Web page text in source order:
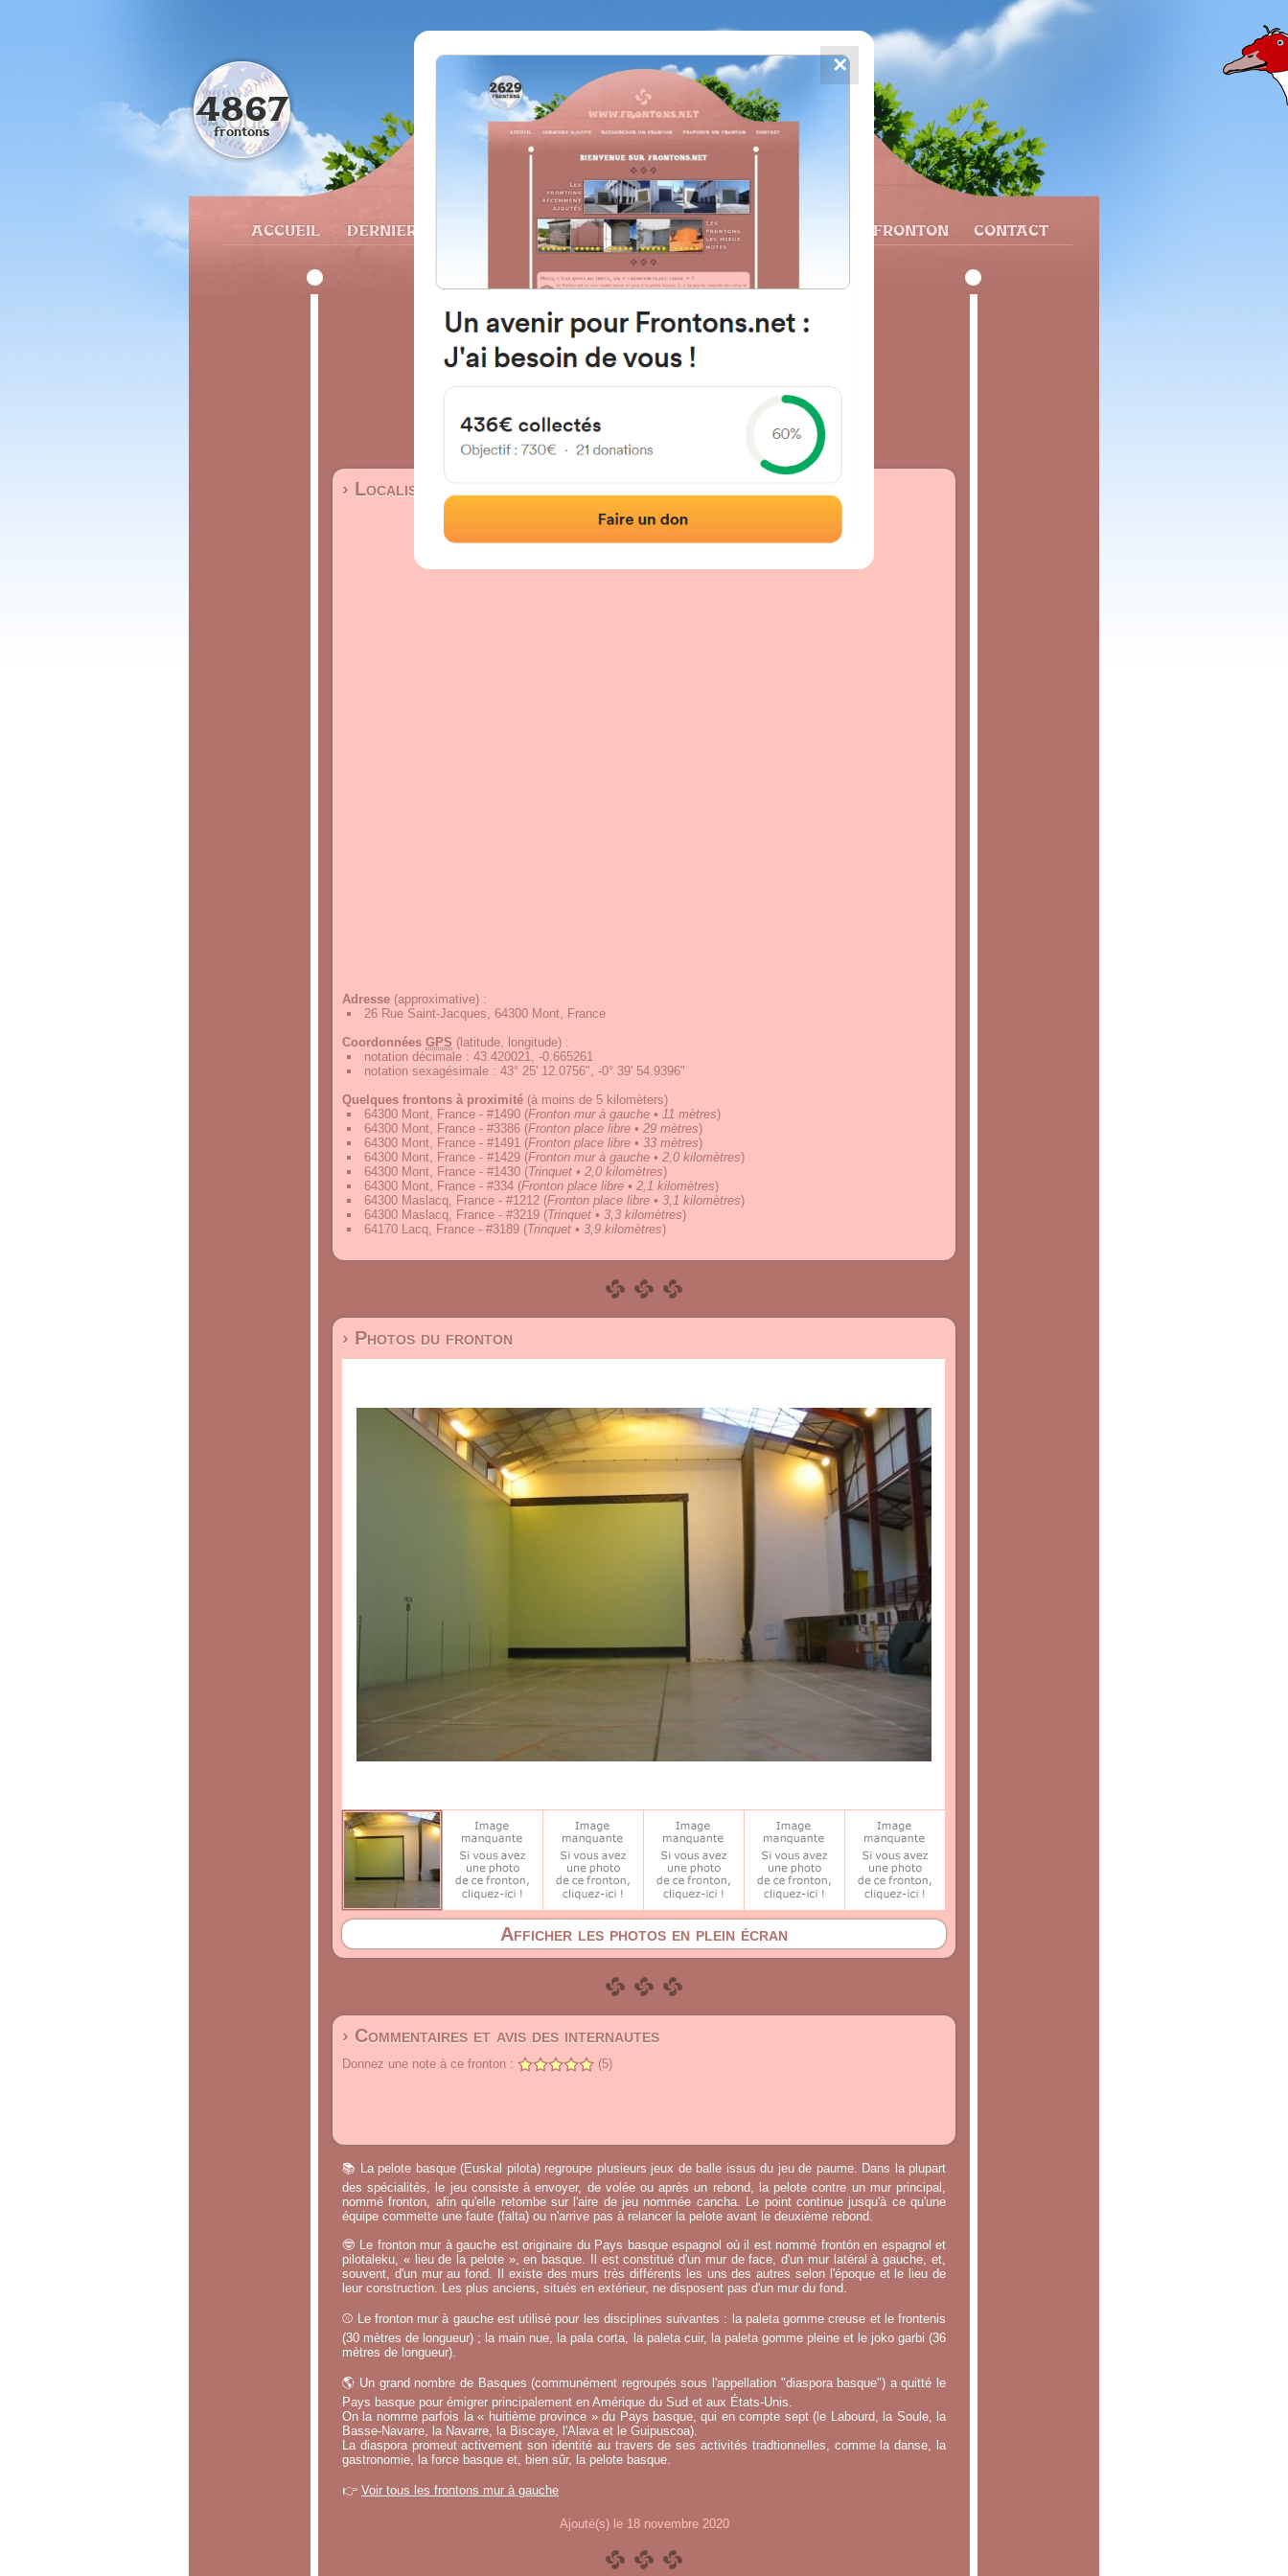
FRONTONS.NET
ACCUEIL DERNIERS AJOUTS RECHERCHER UN FRONTON PROPOSER UN FRONTON CONTACT
4867
frontons
64300 Mont, France
26 Rue Saint-Jacques
#3385
Localisation|Photos|Commentaires et avis
› Localisation du fronton
Adresse (approximative) :
26 Rue Saint-Jacques, 64300 Mont, France
Coordonnées GPS (latitude, longitude) :
notation décimale : 43.420021, -0.665261
notation sexagésimale : 43° 25' 12.0756", -0° 39' 54.9396"
Quelques frontons à proximité (à moins de 5 kilomèters)
64300 Mont, France - #1490 (Fronton mur à gauche • 11 mètres)
64300 Mont, France - #3386 (Fronton place libre • 29 mètres)
64300 Mont, France - #1491 (Fronton place libre • 33 mètres)
64300 Mont, France - #1429 (Fronton mur à gauche • 2,0 kilomètres)
64300 Mont, France - #1430 (Trinquet • 2,0 kilomètres)
64300 Mont, France - #334 (Fronton place libre • 2,1 kilomètres)
64300 Maslacq, France - #1212 (Fronton place libre • 3,1 kilomètres)
64300 Maslacq, France - #3219 (Trinquet • 3,3 kilomètres)
64170 Lacq, France - #3189 (Trinquet • 3,9 kilomètres)
› Photos du fronton
Afficher les photos en plein écran
› Commentaires et avis des internautes
Donnez une note à ce fronton : (5)
📚 La pelote basque (Euskal pilota) regroupe plusieurs jeux de balle issus du jeu de paume. Dans la plupart
des spécialités, le jeu consiste à envoyer, de volée ou après un rebond, la pelote contre un mur principal,
nommé fronton, afin qu'elle retombe sur l'aire de jeu nommée cancha. Le point continue jusqu'à ce qu'une
équipe commette une faute (falta) ou n'arrive pas à relancer la pelote avant le deuxième rebond.
🤓 Le fronton mur à gauche est originaire du Pays basque espagnol où il est nommé frontón en espagnol et
pilotaleku, « lieu de la pelote », en basque. Il est constitué d'un mur de face, d'un mur latéral à gauche, et,
souvent, d'un mur au fond. Il existe des murs très différents les uns des autres selon l'époque et le lieu de
leur construction. Les plus anciens, situés en extérieur, ne disposent pas d'un mur du fond.
⚾ Le fronton mur à gauche est utilisé pour les disciplines suivantes : la paleta gomme creuse et le frontenis
(30 mètres de longueur) ; la main nue, la pala corta, la paleta cuir, la paleta gomme pleine et le joko garbi (36
mètres de longueur).
🌎 Un grand nombre de Basques (communément regroupés sous l'appellation "diaspora basque") a quitté le
Pays basque pour émigrer principalement en Amérique du Sud et aux États-Unis.
On la nomme parfois la « huitième province » du Pays basque, qui en compte sept (le Labourd, la Soule, la
Basse-Navarre, la Navarre, la Biscaye, l'Alava et le Guipuscoa).
La diaspora promeut activement son identité au travers de ses activités tradtionnelles, comme la danse, la
gastronomie, la force basque et, bien sûr, la pelote basque.
👉 Voir tous les frontons mur à gauche
Ajouté(s) le 18 novembre 2020
✕